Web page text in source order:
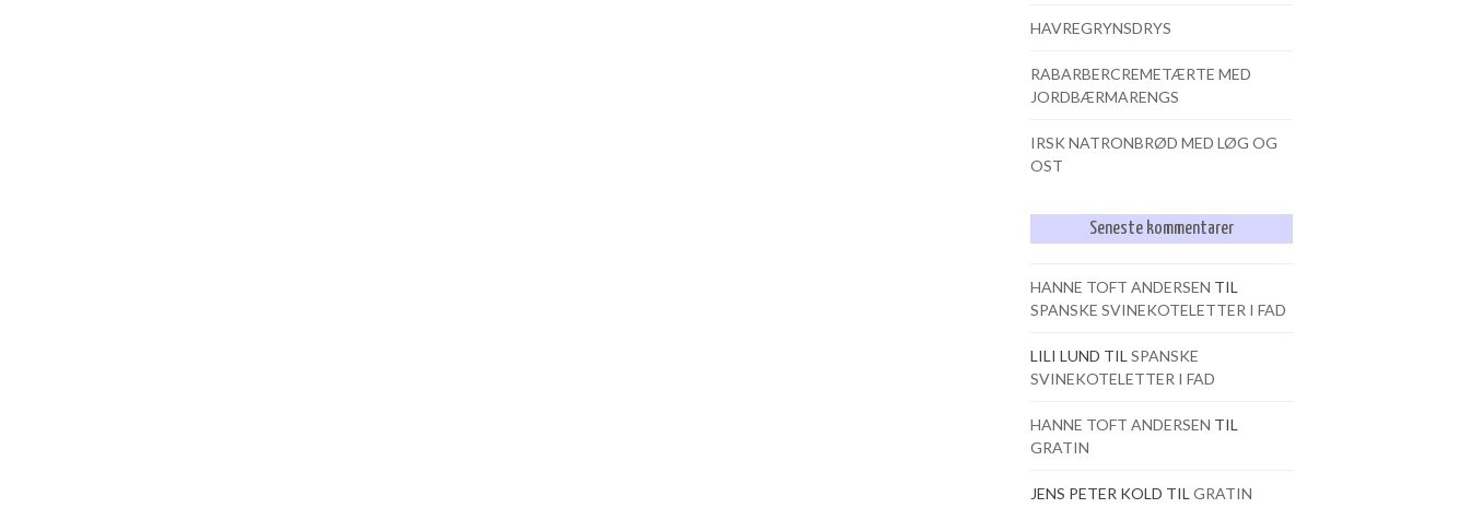
HAVREGRYNSDRYS
RABARBERCREMETÆRTE MED
JORDBÆRMARENGS
IRSK NATRONBRØD MED LØG OG
OST
Seneste kommentarer
HANNE TOFT ANDERSEN TIL
SPANSKE SVINEKOTELETTER I FAD
LILI LUND TIL SPANSKE
SVINEKOTELETTER I FAD
HANNE TOFT ANDERSEN TIL
GRATIN
JENS PETER KOLD TIL GRATIN